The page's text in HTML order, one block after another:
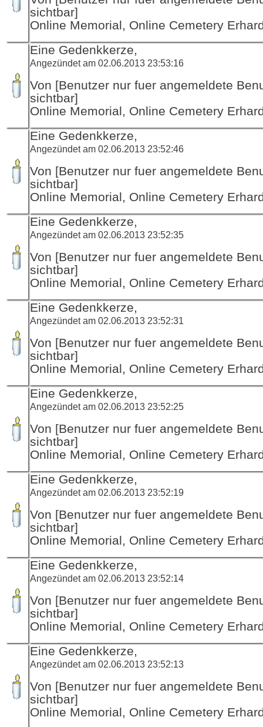
sichtbar]
Online Memorial, Online Cemetery
Eine Gedenkkerze,
Angezündet am 02.06.2013 23:53:16
Von [Benutzer nur fuer angemeldete
sichtbar]
Online Memorial, Online Cemetery
Eine Gedenkkerze,
Angezündet am 02.06.2013 23:52:46
Von [Benutzer nur fuer angemeldete
sichtbar]
Online Memorial, Online Cemetery
Eine Gedenkkerze,
Angezündet am 02.06.2013 23:52:35
Von [Benutzer nur fuer angemeldete
sichtbar]
Online Memorial, Online Cemetery
Eine Gedenkkerze,
Angezündet am 02.06.2013 23:52:31
Von [Benutzer nur fuer angemeldete
sichtbar]
Online Memorial, Online Cemetery
Eine Gedenkkerze,
Angezündet am 02.06.2013 23:52:25
Von [Benutzer nur fuer angemeldete
sichtbar]
Online Memorial, Online Cemetery
Eine Gedenkkerze,
Angezündet am 02.06.2013 23:52:19
Von [Benutzer nur fuer angemeldete
sichtbar]
Online Memorial, Online Cemetery
Eine Gedenkkerze,
Angezündet am 02.06.2013 23:52:14
Von [Benutzer nur fuer angemeldete
sichtbar]
Online Memorial, Online Cemetery
Eine Gedenkkerze,
Angezündet am 02.06.2013 23:52:13
Von [Benutzer nur fuer angemeldete
sichtbar]
Online Memorial, Online Cemetery